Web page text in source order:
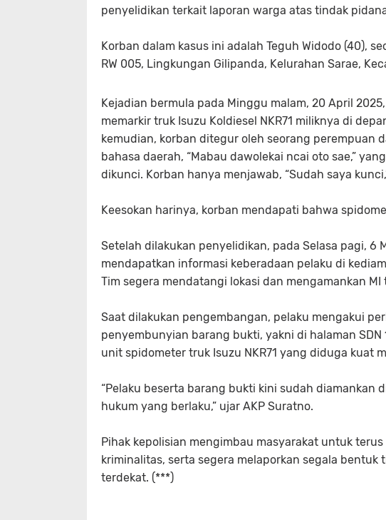
penyelidikan terkait laporan warga atas tindak
Korban dalam kasus ini adalah Teguh Widodo (40),
RW 005, Lingkungan Gilipanda, Kelurahan Sarae,
Kejadian bermula pada Minggu malam, 20 April
memarkir truk Isuzu Koldiesel NKR71 miliknya di
kemudian, korban ditegur oleh seorang perempuan
bahasa daerah, “Mabau dawolekai ncai oto sae,”
dikunci. Korban hanya menjawab, “Sudah saya
Keesokan harinya, korban mendapati bahwa
Setelah dilakukan penyelidikan, pada Selasa pagi, 6
mendapatkan informasi keberadaan pelaku di
Tim segera mendatangi lokasi dan mengamankan
Saat dilakukan pengembangan, pelaku mengakui
penyembunyian barang bukti, yakni di halaman
unit spidometer truk Isuzu NKR71 yang diduga kuat
“Pelaku beserta barang bukti kini sudah diamankan
hukum yang berlaku,” ujar AKP Suratno.
Pihak kepolisian mengimbau masyarakat untuk
kriminalitas, serta segera melaporkan segala
terdekat. (***)